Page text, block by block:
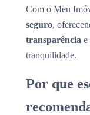
Com o Meu
seguro,
transparência e
tranquilidade.
Por que